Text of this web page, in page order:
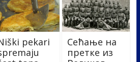
pekari
Сећање на
претке из